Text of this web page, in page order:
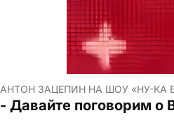
АНТОН ЗАЦЕПИН НА ШОУ «НУ-КА
- Давайте поговорим о